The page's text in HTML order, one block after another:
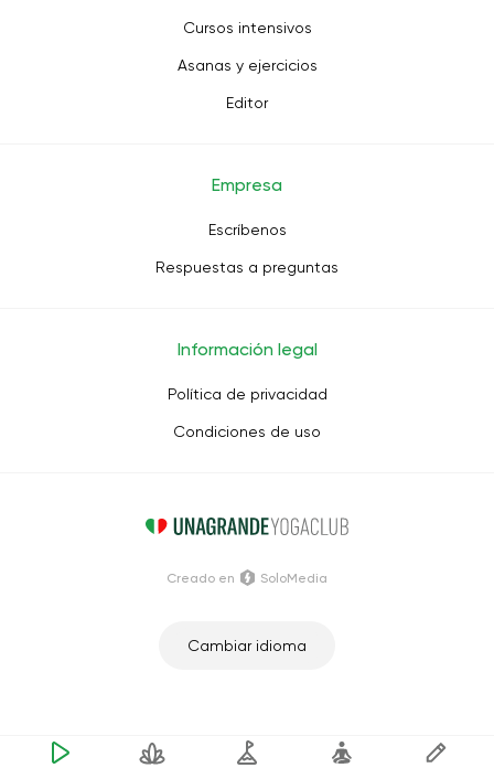
Cursos intensivos
Asanas y ejercicios
Editor
Empresa
Escríbenos
Respuestas a preguntas
Información legal
Política de privacidad
Condiciones de uso
Cambiar idioma
Creado en SoloMedia